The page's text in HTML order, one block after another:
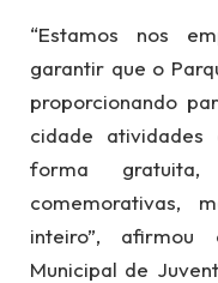
“Estamos nos
garantir que o
proporcionando
cidade
forma
comemorativas,
inteiro”,
Municipal de